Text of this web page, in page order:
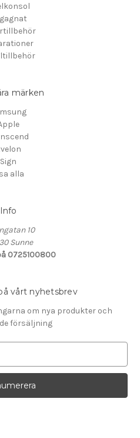
märken
Sign
alla
Info
10
Sunne
0725100800
vårt nyhetsbrev
om nya produkter och
försäljning